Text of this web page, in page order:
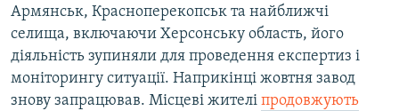
Армянськ, Красноперекопськ та найближчі
селища, включаючи Херсонську область, його
діяльність зупиняли для проведення експертиз і
моніторингу ситуації. Наприкінці жовтня завод
знову запрацював. Місцеві жителі продовжують